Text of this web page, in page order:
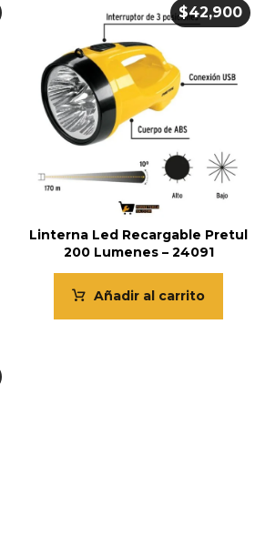
Linterna Led Recargable Pretul
200 Lumenes – 24091
$42,900
Añadir al carrito